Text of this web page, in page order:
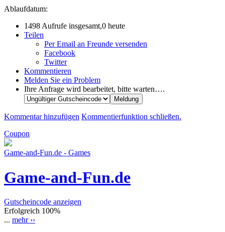
Ablaufdatum:
1498 Aufrufe insgesamt,0 heute
Teilen
Per Email an Freunde versenden
Facebook
Twitter
Kommentieren
Melden Sie ein Problem
Ihre Anfrage wird bearbeitet, bitte warten….
Kommentar hinzufügen Kommentierfunktion schließen.
Coupon
Game-and-Fun.de - Games
Game-and-Fun.de
Gutscheincode anzeigen
Erfolgreich 100%
... mehr ››